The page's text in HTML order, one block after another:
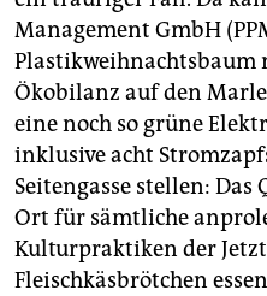
Management GmbH
Plastikweihnachtsbaum
Ökobilanz auf den
eine noch so grüne
inklusive acht
Seitengasse stellen:
Ort für sämtliche
Kulturpraktiken der
Fleischkäsbrötchen